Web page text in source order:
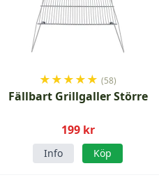
★★★★★ (58)
Fällbart Grillgaller Större
199 kr
Info Köp